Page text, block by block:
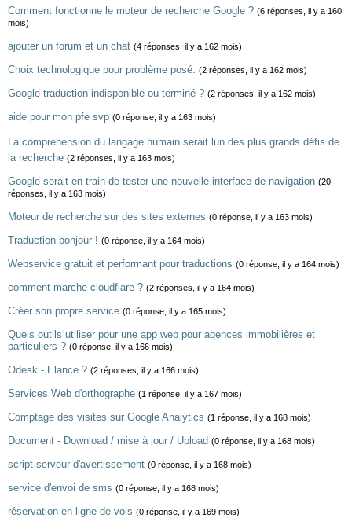
Comment fonctionne le moteur de recherche Google ? (6 réponses, il y a 160
mois)
ajouter un forum et un chat (4 réponses, il y a 162 mois)
Choix technologique pour problème posé. (2 réponses, il y a 162 mois)
Google traduction indisponible ou terminé ? (2 réponses, il y a 162 mois)
aide pour mon pfe svp (0 réponse, il y a 163 mois)
La compréhension du langage humain serait lun des plus grands défis de
la recherche (2 réponses, il y a 163 mois)
Google serait en train de tester une nouvelle interface de navigation (20
réponses, il y a 163 mois)
Moteur de recherche sur des sites externes (0 réponse, il y a 163 mois)
Traduction bonjour ! (0 réponse, il y a 164 mois)
Webservice gratuit et performant pour traductions (0 réponse, il y a 164 mois)
comment marche cloudflare ? (2 réponses, il y a 164 mois)
Créer son propre service (0 réponse, il y a 165 mois)
Quels outils utiliser pour une app web pour agences immobilières et
particuliers ? (0 réponse, il y a 166 mois)
Odesk - Elance ? (2 réponses, il y a 166 mois)
Services Web d'orthographe (1 réponse, il y a 167 mois)
Comptage des visites sur Google Analytics (1 réponse, il y a 168 mois)
Document - Download / mise à jour / Upload (0 réponse, il y a 168 mois)
script serveur d'avertissement (0 réponse, il y a 168 mois)
service d'envoi de sms (0 réponse, il y a 168 mois)
réservation en ligne de vols (0 réponse, il y a 169 mois)